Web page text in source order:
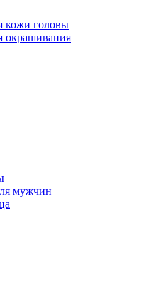
кожи головы
окрашивания
мужчин